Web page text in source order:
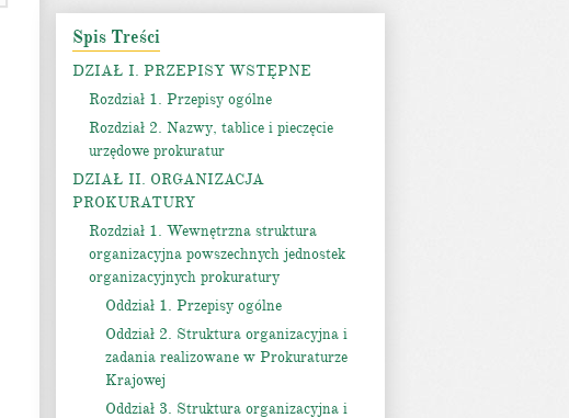
Spis Treści
DZIAŁ I. PRZEPISY WSTĘPNE
Rozdział 1. Przepisy ogólne
Rozdział 2. Nazwy, tablice i pieczęcie
urzędowe prokuratur
DZIAŁ II. ORGANIZACJA
PROKURATURY
Rozdział 1. Wewnętrzna struktura
organizacyjna powszechnych jednostek
organizacyjnych prokuratury
Oddział 1. Przepisy ogólne
Oddział 2. Struktura organizacyjna i
zadania realizowane w Prokuraturze
Krajowej
Oddział 3. Struktura organizacyjna i